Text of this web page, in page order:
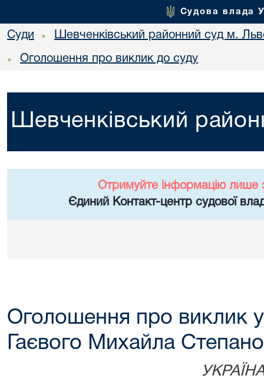
Судова влада
Суди • Шевченківський районний суд м.
• Оголошення про виклик до суду
Шевченківський
Отримуйте інформацію лише
Єдиний Контакт-центр судової
Оголошення про виклик у
Гаєвого Михайла